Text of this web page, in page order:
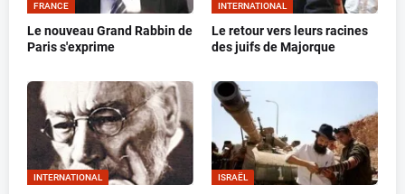
FRANCE
Le nouveau Grand Rabbin de
Paris s'exprime
INTERNATIONAL
Le retour vers leurs racines
des juifs de Majorque
INTERNATIONAL ISRAËL